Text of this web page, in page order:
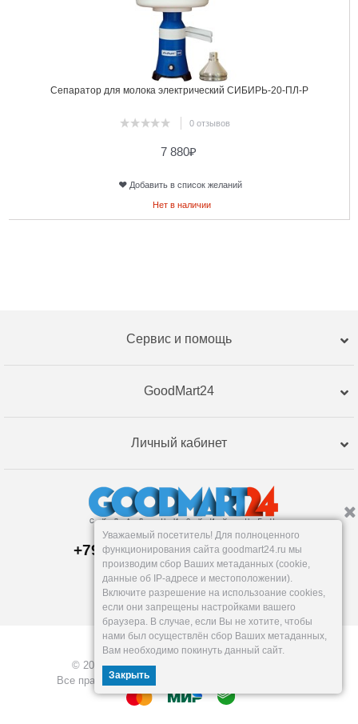
Сепаратор для молока электрический СИБИРЬ-20-ПЛ-Р
0 отзывов
7 880₽
Добавить в список желаний
Нет в наличии
Сервис и помощь
GoodMart24
Личный кабинет
+79120359762, +79120359761
Магазин:
Челябинск ,Артиллерийская, 124В
Пн-Вс: 10-19
info@goodmart24.ru
© 2026, GoodMart24.ru — Склад низких цен.
Все права защищены. Разработка —
Уважаемый посетитель! Для полноценного
функционирования сайта goodmart24.ru мы
производим сбор Ваших метаданных (cookie,
данные об IP-адресе и местоположении).
Включите разрешение на использоание cookies,
если они запрещены настройками вашего
браузера. В случае, если Вы не хотите, чтобы
нами был осуществлён сбор Ваших метаданных,
Вам необходимо покинуть данный сайт.
Закрыть